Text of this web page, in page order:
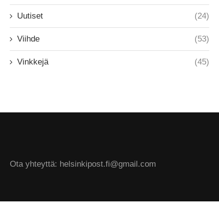
Uutiset (24)
Viihde (53)
Vinkkejä (45)
Ota yhteyttä: helsinkipost.fi@gmail.com